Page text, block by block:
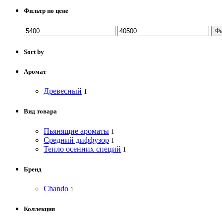
Фильтр по цене
Sort by
Аромат
Древесный 1
Вид товара
Пьянящие ароматы 1
Средний диффузор 1
Тепло осенних специй 1
Бренд
Chando 1
Коллекция